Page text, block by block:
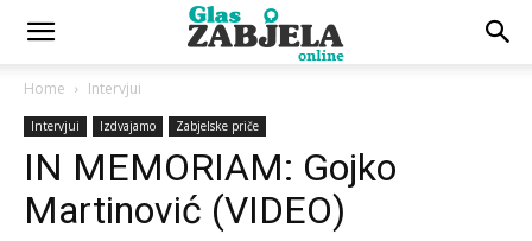
Home Intervjui
Intervjui Izdvajamo Zabjelske priče
IN MEMORIAM: Gojko
Martinović (VIDEO)